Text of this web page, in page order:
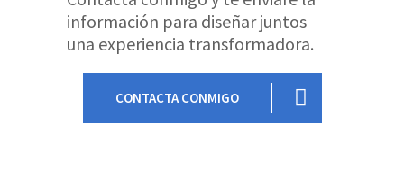
información para diseñar juntos
una experiencia transformadora.
CONTACTA CONMIGO